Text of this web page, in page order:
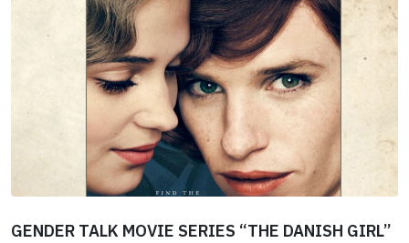
GENDER TALK MOVIE SERIES “THE DANISH GIRL”